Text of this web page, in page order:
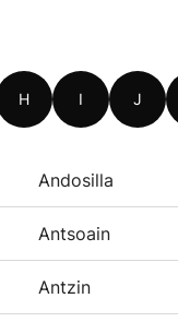
H I J
Andosilla
Antsoain
Antzin